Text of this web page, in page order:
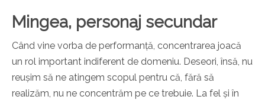
Mingea, personaj secundar
Când vine vorba de performanță, concentrarea joacă
un rol important indiferent de domeniu. Deseori, însă, nu
reușim să ne atingem scopul pentru că, fără să
realizăm, nu ne concentrăm pe ce trebuie. La fel și în